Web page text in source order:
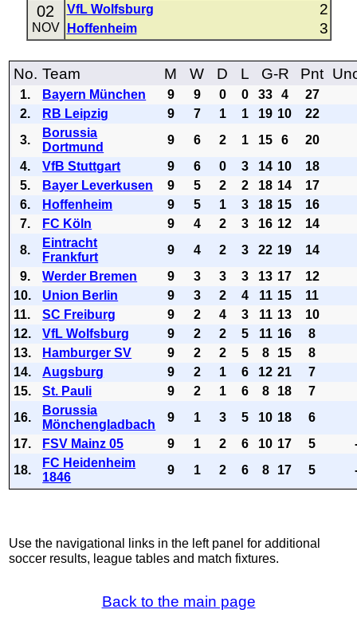
02
NOV
VfL Wolfsburg 2
Hoffenheim 3
No. Team M W D L G-R Pnt
1. Bayern München 9 9 0 0 33 4 27
2.
RB Leipzig 9 7 1 1 19 10 22
3.
Borussia
Dortmund
9 6 2 1 15 6
20
4.
VfB Stuttgart 9 6 0 3 14 10
18
5.
Bayer Leverkusen 9 5 2 2 18 14
17
6.
Hoffenheim 9 5 1 3 18 15
16
7.
FC Köln 9 4 2 3 16 12
14
8.
Eintracht
Frankfurt
9 4 2 3 22 19
14
9.
Werder Bremen 9 3 3 3 13 17
12
10.
Union Berlin 9 3 2 4 11 15
11
11.
SC Freiburg 9 2 4 3 11 13
10
12.
VfL Wolfsburg 9 2 2 5 11 16
8
13.
Hamburger SV 9 2 2 5 8 15
8
14.
Augsburg 9 2 1 6 12 21
7
15.
St. Pauli 9 2 1 6 8 18
7
16.
Borussia
Mönchengladbach
9 1 3 5 10 18
6
17.
FSV Mainz 05 9 1 2 6 10 17 5
18.
FC Heidenheim
1846
9 1 2 6 8 17 5
Use the navigational links in the left panel for additional
soccer results, league tables and match fixtures.
Back to the main page